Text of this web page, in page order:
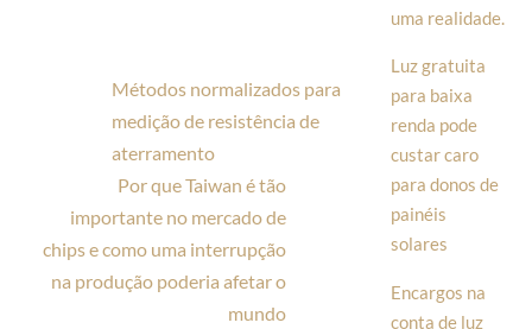
Métodos normalizados para
medição de resistência de
aterramento
Por que Taiwan é tão
importante no mercado de
chips e como uma interrupção
na produção poderia afetar o
mundo
uma realidade.
Luz gratuita
para baixa
renda pode
custar caro
para donos de
painéis
solares
Encargos na
conta de luz